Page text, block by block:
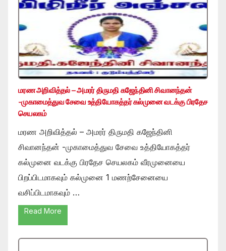
மரண அறிவித்தல் – அமரர் திருமதி கஜேந்தினி சிவானந்தன்
-முகாமைத்துவ சேவை உத்தியோகத்தர் கல்முனை வடக்கு பிரதேச
செயலகம்
மரண அறிவித்தல் – அமரர் திருமதி கஜேந்தினி
சிவானந்தன் -முகாமைத்துவ சேவை உத்தியோகத்தர்
கல்முனை வடக்கு பிரதேச செயலகம் வீரமுனையை
பிறப்பிடமாகவும் கல்முனை 1 மணற்சேனையை
வசிப்பிடமாகவும் …
Read More